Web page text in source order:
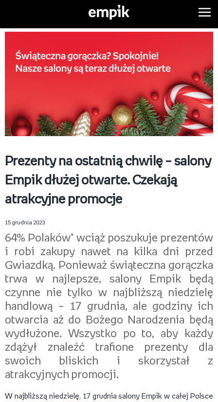
Prezenty na ostatnią chwilę – salony
Empik dłużej otwarte. Czekają
atrakcyjne promocje
15 grudnia 2023
64% Polaków* wciąż poszukuje prezentów
i robi zakupy nawet na kilka dni przed
Gwiazdką. Ponieważ świąteczna gorączka
trwa w najlepsze, salony Empik będą
czynne nie tylko w najbliższą niedzielę
handlową – 17 grudnia, ale godziny ich
otwarcia aż do Bożego Narodzenia będą
wydłużone. Wszystko po to, aby każdy
zdążył znaleźć trafione prezenty dla
swoich bliskich i skorzystał z
atrakcyjnych promocji.
W najbliższą niedzielę, 17 grudnia salony Empik w całej Polsce